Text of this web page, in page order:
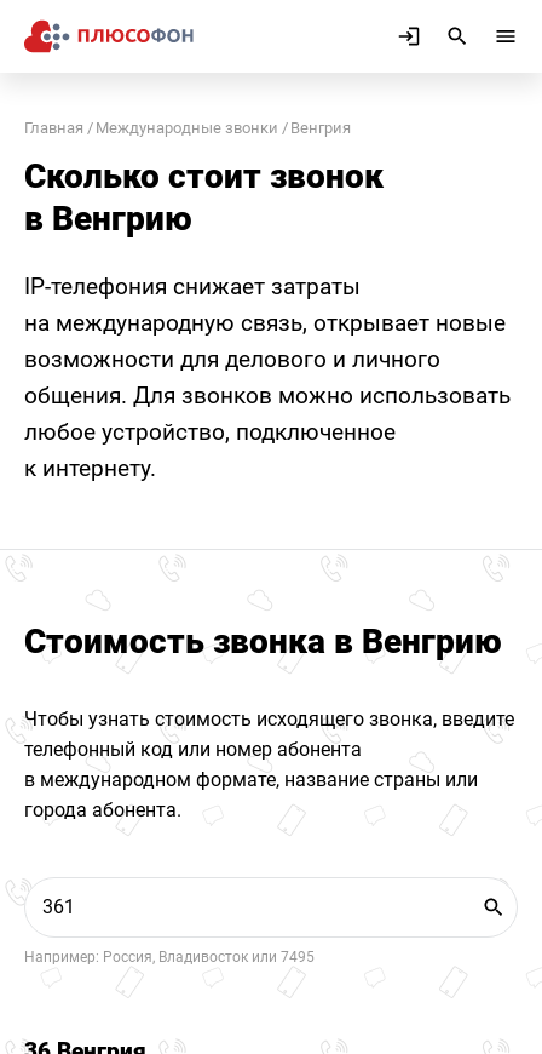
Главная Международные звонки Венгрия
Сколько стоит звонок
в Венгрию
IP-телефония снижает затраты
на международную связь, открывает новые
возможности для делового и личного
общения. Для звонков можно использовать
любое устройство, подключенное
к интернету.
Стоимость звонка в Венгрию
Чтобы узнать стоимость исходящего звонка, введите
телефонный код или номер абонента
в международном формате, название страны или
города абонента.
Например: Россия, Владивосток или 7495